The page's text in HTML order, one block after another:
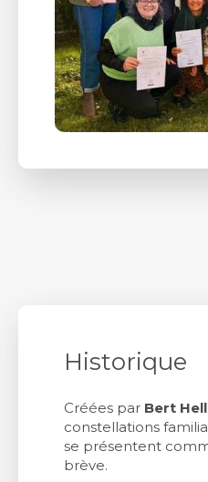
Historique
Créées par Bert
constellations
se présentent
brève.